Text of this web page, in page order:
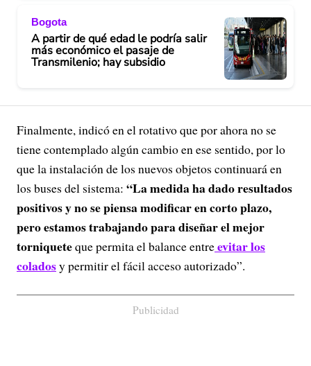
Bogota
A partir de qué edad le podría salir
más económico el pasaje de
Transmilenio; hay subsidio
Finalmente, indicó en el rotativo que por ahora no se
tiene contemplado algún cambio en ese sentido, por lo
que la instalación de los nuevos objetos continuará en
los buses del sistema: “La medida ha dado resultados
positivos y no se piensa modificar en corto plazo,
pero estamos trabajando para diseñar el mejor
torniqueteque permita el balance entreevitar los
coladosy permitir el fácil acceso autorizado”.
Publicidad